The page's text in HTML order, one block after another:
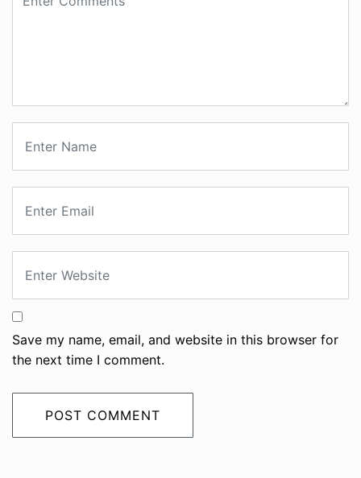
Save my name, email, and website in this browser for
the next time I comment.